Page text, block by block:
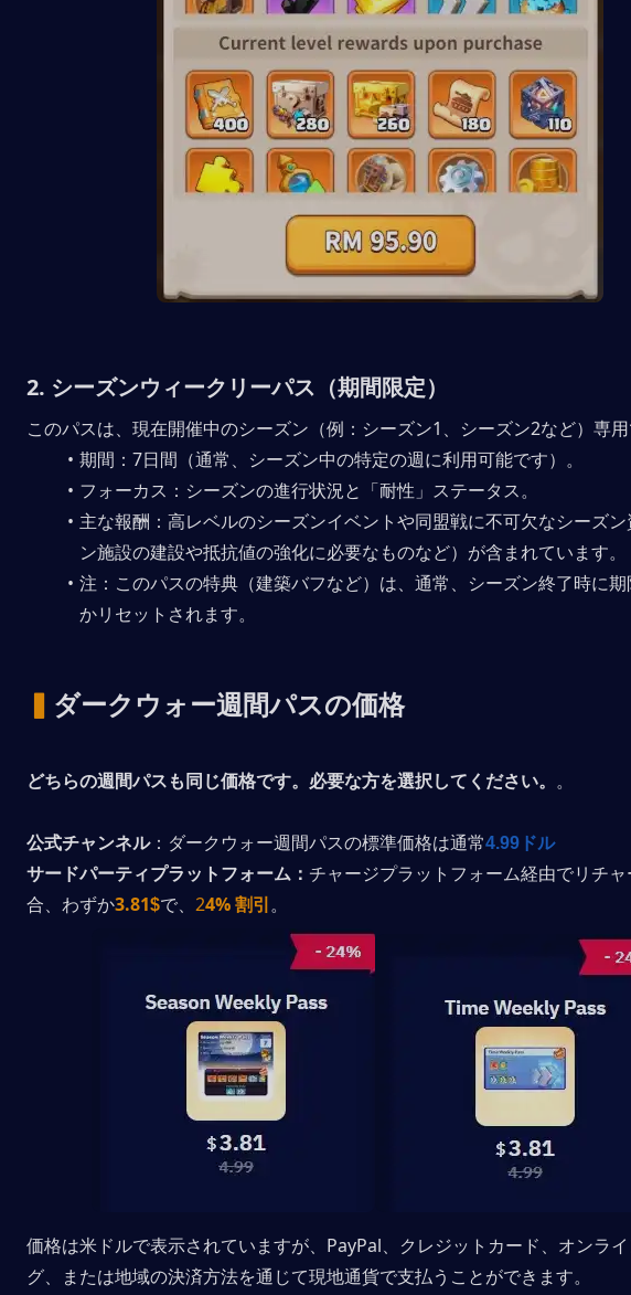
2. シーズンウィークリーパス（期間限定）
このパスは、現在開催中のシーズン（例：シーズン1、シーズン2など）専用
期間：7日間（通常、シーズン中の特定の週に利用可能です）。
フォーカス：シーズンの進行状況と「耐性」ステータス。
主な報酬：高レベルのシーズンイベントや同盟戦に不可欠なシーズ
ン施設の建設や抵抗値の強化に必要なものなど）が含まれています。
注：このパスの特典（建築バフなど）は、通常、シーズン終了時に
かリセットされます。
▍ ダークウォー週間パスの価格
どちらの週間パスも同じ価格です。必要な方を選択してください。 。
公式チャンネル：ダークウォー週間パスの標準価格は通常4.99ドル
サードパーティプラットフォーム： チャージプラットフォーム経由でリチ
合、わずか3.81$で、 24% 割引。
価格は米ドルで表示されていますが、PayPal、クレジットカード、オンラ
グ、または地域の決済方法を通じて現地通貨で支払うことができます。